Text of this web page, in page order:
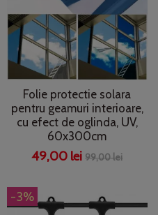
Folie protectie solara
pentru geamuri interioare,
cu efect de oglinda, UV,
60x300cm
49,00 lei99,00 lei
-3%